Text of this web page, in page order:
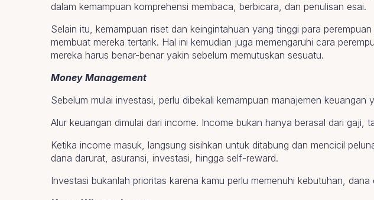
dalam kemampuan komprehensi membaca, berbicara, dan penulisan esai.
Selain itu, kemampuan riset dan keingintahuan yang tinggi para
membuat mereka tertarik. Hal ini kemudian juga memengaruhi cara
mereka harus benar-benar yakin sebelum memutuskan sesuatu.
Money Management
Sebelum mulai investasi, perlu dibekali kemampuan manajemen keuangan
Alur keuangan dimulai dari income. Income bukan hanya berasal dari gaji,
Ketika income masuk, langsung sisihkan untuk ditabung dan mencicil
dana darurat, asuransi, investasi, hingga self-reward.
Investasi bukanlah prioritas karena kamu perlu memenuhi kebutuhan,